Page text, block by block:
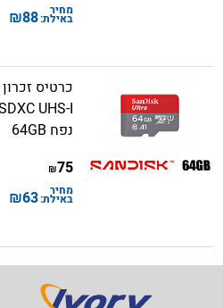
מחיר
באילת:88
₪
נפח 64GB
75
₪
מחיר
באילת:63
₪